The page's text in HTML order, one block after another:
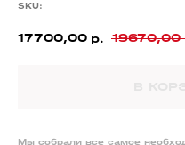
SKU:
17700,00 р. 19670,00
Мы собрали все самое